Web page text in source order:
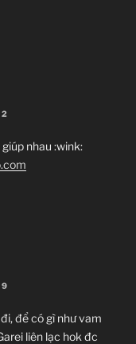
nhau :wink:
để có gì như vam
liên lạc hok đc